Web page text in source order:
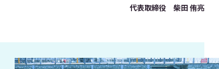
代表取締役 柴田 侑亮